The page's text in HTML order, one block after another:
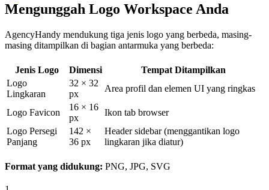
Mengunggah Logo Workspace Anda
AgencyHandy mendukung tiga jenis logo yang berbeda, masing-
masing ditampilkan di bagian antarmuka yang berbeda:
Jenis Logo Dimensi
Tempat Ditampilkan
Logo
Lingkaran
32 × 32
px
Area profil dan elemen UI yang ringkas
Logo Favicon
16 × 16
px
Ikon tab browser
Logo Persegi
Panjang
142 ×
36 px
Header sidebar (menggantikan logo
lingkaran jika diatur)
Format yang didukung: PNG, JPG, SVG